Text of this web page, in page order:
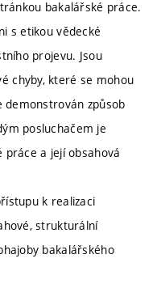
bakalářské práce.
s etikou vědecké
projevu. Jsou
chyby, které se mohou
demonstrován způsob
posluchačem je
práce a její obsahová
k realizaci
strukturální
bakalářského